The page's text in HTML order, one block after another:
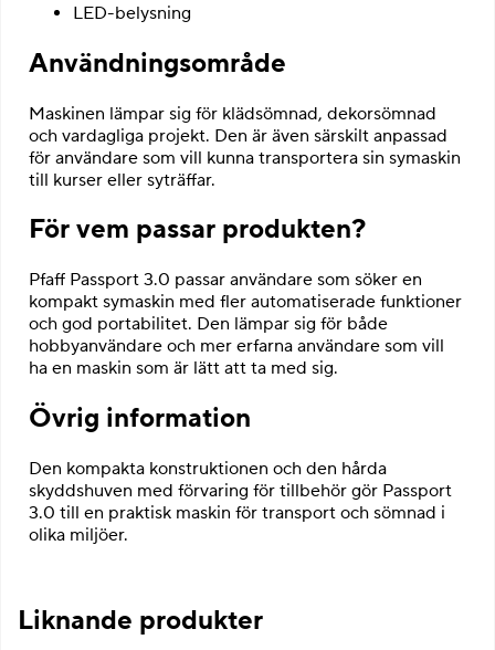
LED-belysning
Användningsområde
Maskinen lämpar sig för klädsömnad, dekorsömnad
och vardagliga projekt. Den är även särskilt anpassad
för användare som vill kunna transportera sin symaskin
till kurser eller syträffar.
För vem passar produkten?
Pfaff Passport 3.0 passar användare som söker en
kompakt symaskin med fler automatiserade funktioner
och god portabilitet. Den lämpar sig för både
hobbyanvändare och mer erfarna användare som vill
ha en maskin som är lätt att ta med sig.
Övrig information
Den kompakta konstruktionen och den hårda
skyddshuven med förvaring för tillbehör gör Passport
3.0 till en praktisk maskin för transport och sömnad i
olika miljöer.
Liknande produkter